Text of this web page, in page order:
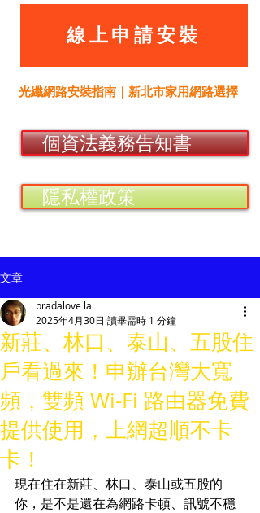
線上申請安裝
光纖網路安裝指南｜新北市家用網路選擇
個資法義務告知書
隱私權政策
文章
新莊、林口、泰山、五股住
戶看過來！申辦台灣大寬
頻，雙頻 Wi-Fi 路由器免費
提供使用，上網超順不卡
卡！
pradalove lai
2025年4月30日 讀畢需時 1 分鐘
現在住在新莊、林口、泰山或五股的
你，是不是還在為網路卡頓、訊號不穩